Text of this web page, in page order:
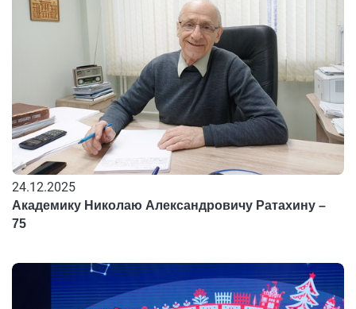
24.12.2025
Академику Николаю Александровичу Ратахину –
75